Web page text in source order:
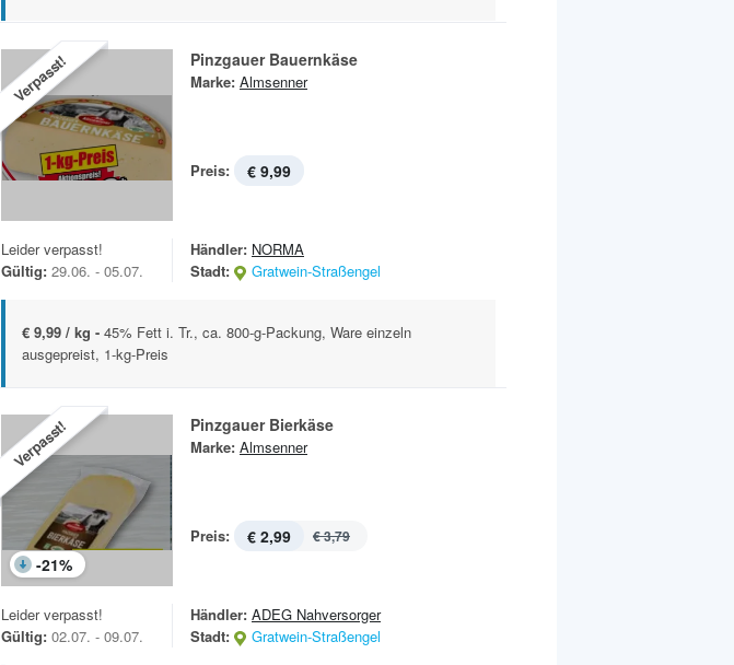
Verpasst! Pinzgauer Bauernkäse
Marke: Almsenner
Preis: € 9,99
Leider verpasst!
Gültig: 29.06. - 05.07.
Händler: NORMA
Stadt:
Gratwein-Straßengel
€ 9,99 / kg - 45% Fett i. Tr., ca. 800-g-Packung, Ware einzeln
ausgepreist, 1-kg-Preis
Verpasst!
-21%
Pinzgauer Bierkäse
Marke: Almsenner
Preis: € 2,99 € 3,79
Leider verpasst!
Gültig: 02.07. - 09.07.
Händler: ADEG Nahversorger
Stadt:
Gratwein-Straßengel